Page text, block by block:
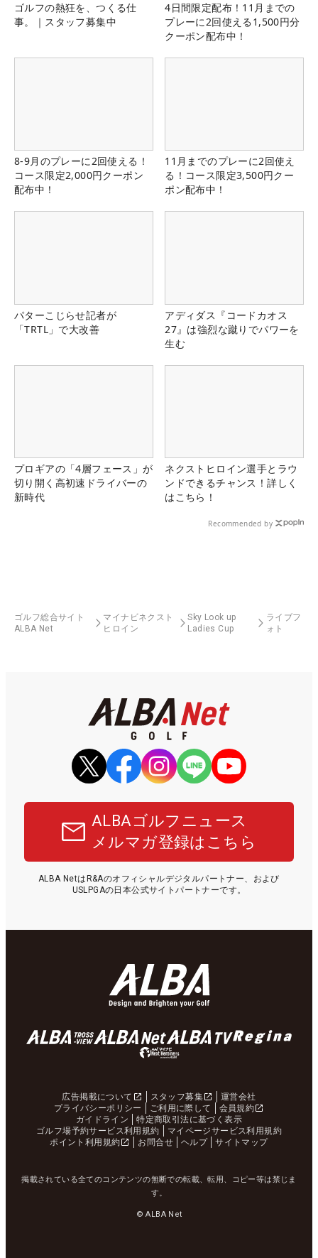
ゴルフの熱狂を、つくる仕
事。｜スタッフ募集中
4日間限定配布！11月までの
プレーに2回使える1,500円分
クーポン配布中！
8-9月のプレーに2回使える！
コース限定2,000円クーポン
配布中！
11月までのプレーに2回使え
る！コース限定3,500円クー
ポン配布中！
パターこじらせ記者が
「TRTL」で大改善
アディダス『コードカオス
27』は強烈な蹴りでパワーを
生む
プロギアの「4層フェース」が
切り開く高初速ドライバーの
新時代
ネクストヒロイン選手とラウ
ンドできるチャンス！詳しく
はこちら！
Recommended by
ゴルフ総合サイト
ALBA Net
マイナビネクスト
ヒロイン
Sky Look up
Ladies Cup
ライブフ
ォト
ALBAゴルフニュース
メルマガ登録はこちら
ALBA NetはR&Aのオフィシャルデジタルパートナー、および
USLPGAの日本公式サイトパートナーです。
広告掲載について スタッフ募集
運営会社
プライバシーポリシー
ご利用に際して
会員規約
ガイドライン
特定商取引法に基づく表示
ゴルフ場予約サービス利用規約
マイページサービス利用規約
ポイント利用規約
お問合せ ヘルプ サイトマップ
掲載されている全てのコンテンツの無断での転載、転用、コピー等は禁じま
す。
© ALBA Net